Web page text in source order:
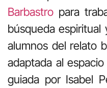
Barbastro para
búsqueda
alumnos del relato
adaptada al
guiada por Isabel